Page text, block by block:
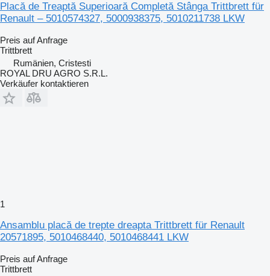
Placă de Treaptă Superioară Completă Stânga Trittbrett für
Renault – 5010574327, 5000938375, 5010211738 LKW
Preis auf Anfrage
Trittbrett
Rumänien, Cristesti
ROYAL DRU AGRO S.R.L.
Verkäufer kontaktieren
1
Ansamblu placă de trepte dreapta Trittbrett für Renault
20571895, 5010468440, 5010468441 LKW
Preis auf Anfrage
Trittbrett